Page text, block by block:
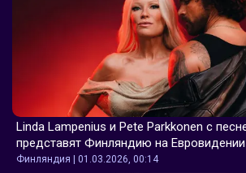
Linda Lampenius и Pete Parkkonen с
представят Финляндию на Евровидении
Финляндия | 01.03.2026, 00:14